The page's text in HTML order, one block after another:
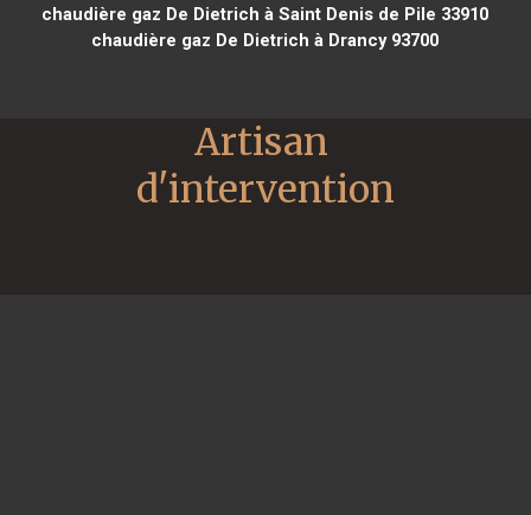
chaudière gaz De Dietrich à Saint Denis de Pile 33910
chaudière gaz De Dietrich à Drancy 93700
Artisan
d'intervention